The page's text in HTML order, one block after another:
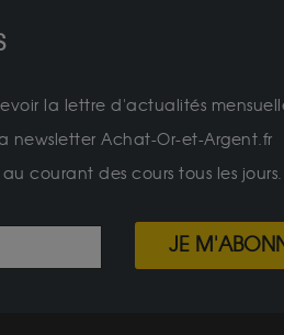
la lettre d'actualités
newsletter Achat-Or-et-Argent.fr
courant des cours tous les jours.
JE